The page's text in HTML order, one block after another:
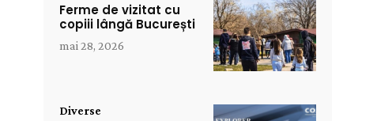
Ferme de vizitat cu
copiii lângă București
mai 28, 2026
Diverse